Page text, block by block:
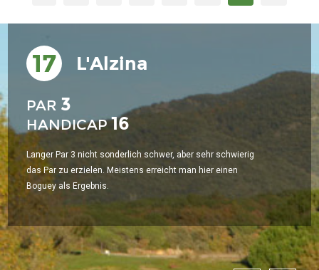
17 L'Alzina
PAR 3
HANDICAP16
Langer Par 3 nicht sonderlich schwer, aber sehr schwierig
das Par zu erzielen. Meistens erreicht man hier einen
Boguey als Ergebnis.